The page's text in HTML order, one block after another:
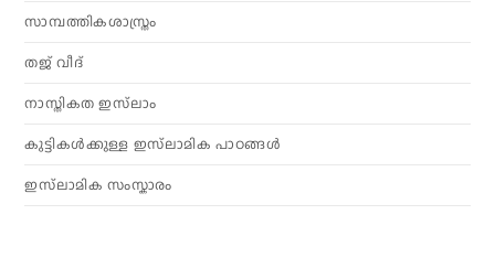
സാമ്പത്തികശാസ്ത്രം
തജ് വീദ്
നാസ്തികത ഇസ്‌ലാം
കുട്ടികൾക്കുള്ള ഇസ്‌ലാമിക പാഠങ്ങൾ
ഇസ്‌ലാമിക സംസ്കാരം